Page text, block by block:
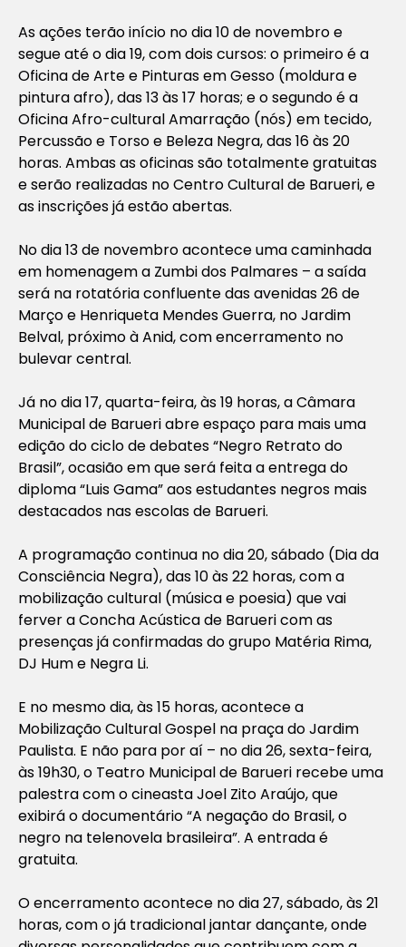
As ações terão início no dia 10 de novembro e
segue até o dia 19, com dois cursos: o primeiro é a
Oficina de Arte e Pinturas em Gesso (moldura e
pintura afro), das 13 às 17 horas; e o segundo é a
Oficina Afro-cultural Amarração (nós) em tecido,
Percussão e Torso e Beleza Negra, das 16 às 20
horas. Ambas as oficinas são totalmente gratuitas
e serão realizadas no Centro Cultural de Barueri, e
as inscrições já estão abertas.
No dia 13 de novembro acontece uma caminhada
em homenagem a Zumbi dos Palmares – a saída
será na rotatória confluente das avenidas 26 de
Março e Henriqueta Mendes Guerra, no Jardim
Belval, próximo à Anid, com encerramento no
bulevar central.
Já no dia 17, quarta-feira, às 19 horas, a Câmara
Municipal de Barueri abre espaço para mais uma
edição do ciclo de debates “Negro Retrato do
Brasil”, ocasião em que será feita a entrega do
diploma “Luis Gama” aos estudantes negros mais
destacados nas escolas de Barueri.
A programação continua no dia 20, sábado (Dia da
Consciência Negra), das 10 às 22 horas, com a
mobilização cultural (música e poesia) que vai
ferver a Concha Acústica de Barueri com as
presenças já confirmadas do grupo Matéria Rima,
DJ Hum e Negra Li.
E no mesmo dia, às 15 horas, acontece a
Mobilização Cultural Gospel na praça do Jardim
Paulista. E não para por aí – no dia 26, sexta-feira,
às 19h30, o Teatro Municipal de Barueri recebe uma
palestra com o cineasta Joel Zito Araújo, que
exibirá o documentário “A negação do Brasil, o
negro na telenovela brasileira”. A entrada é
gratuita.
O encerramento acontece no dia 27, sábado, às 21
horas, com o já tradicional jantar dançante, onde